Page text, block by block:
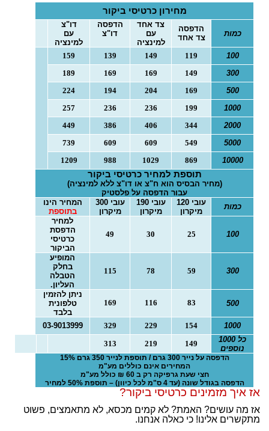
מחירון כרטיסי ביקור
כמות
הדפסה
צד אחד
צד אחד
עם
למינציה
הדפסה
דו"צ
דו"צ
עם
למינציה
100
119
149
139
159
300
149
169
169
189
500
169
204
194
224
1000
199
236
236
257
2000
344
406
386
449
5000
549
609
609
739
10000
869
1029
988
1209
תוספת למחיר כרטיסי ביקור
(מחיר הבסיס הוא ח"צ או דו"צ ללא למינציה)
עבור הדפסה על פלסטיק
כמות
עובי 120
מיקרון
עובי 190
מיקרון
עובי 300
מיקרון
המחיר הינו
בתוספת
100
25
30
49
למחיר
הדפסת
כרטיסי
הביקור
300
59
78
115
המופיע
בחלק
הטבלה
העליון.
500
83
116
169
ניתן להזמין
טלפונית
בלבד
1000
154
229
329
03-9013999
כל 1000
נוספים
149
219
313
הדפסה על נייר 300 גרם / תוספת לנייר 350 גרם 15%
המחירים אינם כוללים מע"מ
חצי שעת גרפיקה רק ב 60 ₪ כולל מע"מ
הדפסה בגודל שונה (עד 4 ס"מ לכל כיוון) – תוספת 50% למחיר
אז איך מזמינים כרטיסי ביקור?
אז מה עושים? האמת? לא קמים מכסא, לא מתאמצים, פשוט
מתקשרים אלינו! כי כאלה אנחנו.